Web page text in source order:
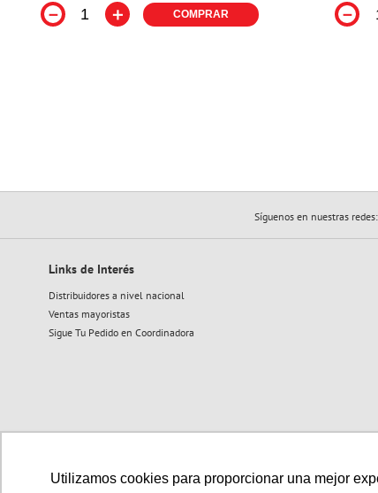
Utilizamos cookies para proporcionar una mejor
－ ＋ COMPRAR －
Síguenos en nuestras redes:
Links de Interés
Distribuidores a nivel nacional
Ventas mayoristas
Sigue Tu Pedido en Coordinadora